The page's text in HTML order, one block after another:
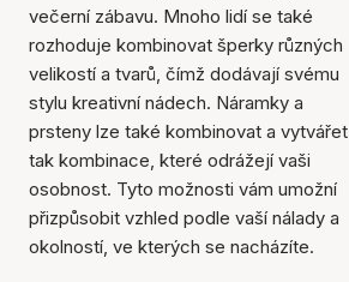
večerní zábavu. Mnoho lidí se také
rozhoduje kombinovat šperky různých
velikostí a tvarů, čímž dodávají svému
stylu kreativní nádech. Náramky a
prsteny lze také kombinovat a vytvářet
tak kombinace, které odrážejí vaši
osobnost. Tyto možnosti vám umožní
přizpůsobit vzhled podle vaší nálady a
okolností, ve kterých se nacházíte.